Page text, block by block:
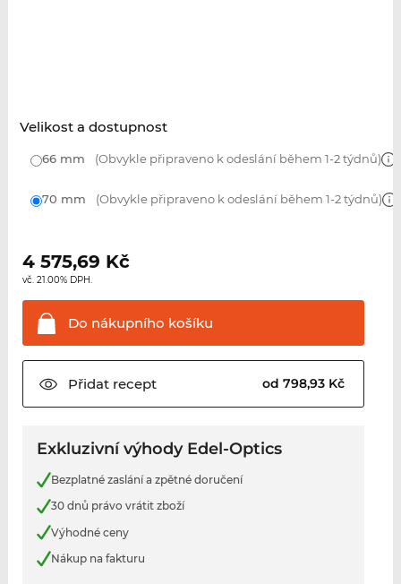
Velikost a dostupnost
66 mm (Obvykle připraveno k odeslání během 1-2 týdnů)
70 mm (Obvykle připraveno k odeslání během 1-2 týdnů)
4 575,69 Kč
vč. 21.00% DPH.
Do nákupního košíku
Přidatrecept od 798,93 Kč
Exkluzivní výhody Edel-Optics
Bezplatné zaslání a zpětné doručení
30 dnů právo vrátit zboží
Výhodné ceny
Nákup na fakturu